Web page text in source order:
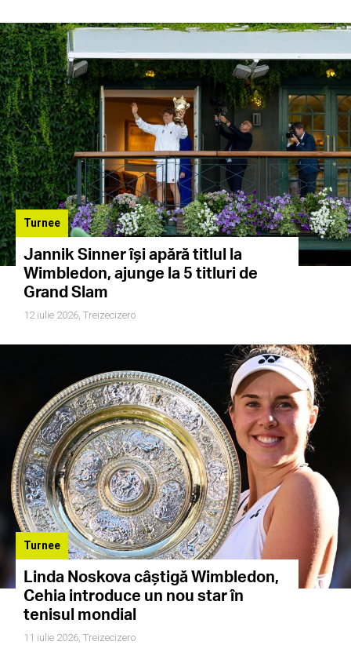
Turnee
Jannik Sinner își apără titlul la
Wimbledon, ajunge la 5 titluri de
Grand Slam
12 iulie 2026, Treizecizero
Turnee
Linda Noskova câștigă Wimbledon,
Cehia introduce un nou star în
tenisul mondial
11 iulie 2026, Treizecizero